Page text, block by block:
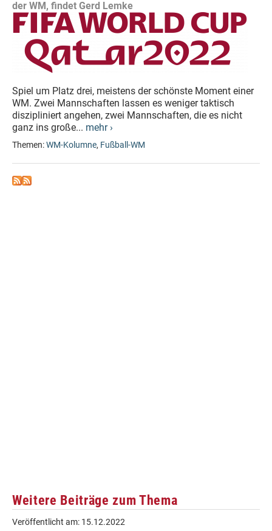
der WM, findet Gerd Lemke
Spiel um Platz drei, meistens der schönste Moment einer
WM. Zwei Mannschaften lassen es weniger taktisch
diszipliniert angehen, zwei Mannschaften, die es nicht
ganz ins große... mehr ›
Themen:WM-Kolumne, Fußball-WM
Weitere Beiträge zum Thema
Veröffentlicht am: 15.12.2022